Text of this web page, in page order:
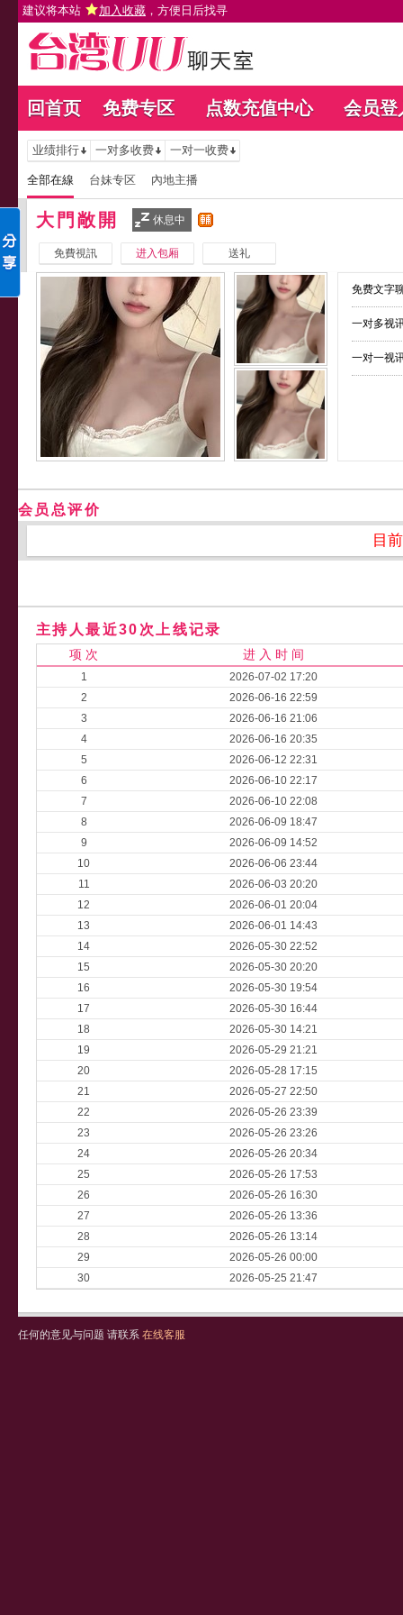
建议将本站 加入收藏 ，方便日后找寻
回首页 免费专区 点数充值中心 会员登
业绩排行 一对多收费 一对一收费
全部在線 台妹专区 內地主播
大門敞開 休息中
免費視訊 进入包厢 送礼
免费文字
一对多视
一对一视
会员总评价
目
主持人最近30次上线记录
项 次 进 入 时 间
1
2026-07-02 17:20
2
2026-06-16 22:59
3
2026-06-16 21:06
4
2026-06-16 20:35
5
2026-06-12 22:31
6
2026-06-10 22:17
7
2026-06-10 22:08
8
2026-06-09 18:47
9
2026-06-09 14:52
10
2026-06-06 23:44
11
2026-06-03 20:20
12
2026-06-01 20:04
13
2026-06-01 14:43
14
2026-05-30 22:52
15
2026-05-30 20:20
16
2026-05-30 19:54
17
2026-05-30 16:44
18
2026-05-30 14:21
19
2026-05-29 21:21
20
2026-05-28 17:15
21
2026-05-27 22:50
22
2026-05-26 23:39
23
2026-05-26 23:26
24
2026-05-26 20:34
25
2026-05-26 17:53
26
2026-05-26 16:30
27
2026-05-26 13:36
28
2026-05-26 13:14
29
2026-05-26 00:00
30
2026-05-25 21:47
任何的意见与问题 请联系 在线客服